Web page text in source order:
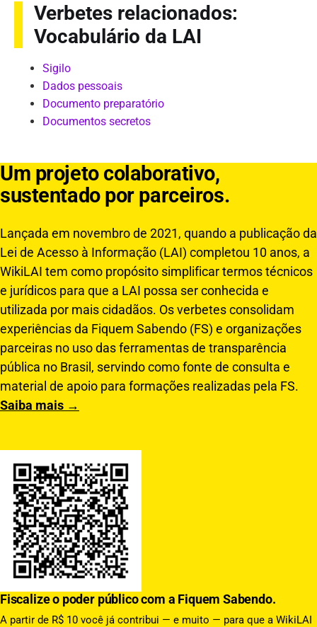
Verbetes relacionados:
Vocabulário da LAI
Sigilo
Dados pessoais
Documento preparatório
Documentos secretos
Um projeto colaborativo,
sustentado por parceiros.
Lançada em novembro de 2021, quando a publicação da
Lei de Acesso à Informação (LAI) completou 10 anos, a
WikiLAI tem como propósito simplificar termos técnicos
e jurídicos para que a LAI possa ser conhecida e
utilizada por mais cidadãos. Os verbetes consolidam
experiências da Fiquem Sabendo (FS) e organizações
parceiras no uso das ferramentas de transparência
pública no Brasil, servindo como fonte de consulta e
material de apoio para formações realizadas pela FS.
Saiba mais →
Fiscalize o poder público com a Fiquem Sabendo.
A partir de R$ 10 você já contribui — e muito — para que a WikiLAI